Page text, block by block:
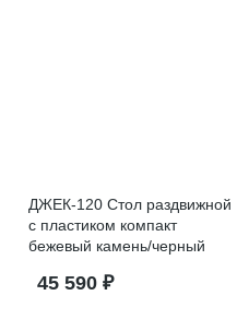
ДЖЕК-120 Стол раздвижной
с пластиком компакт
бежевый камень/черный
45 590 ₽